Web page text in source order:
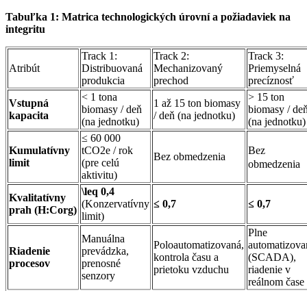
Tabuľka 1: Matrica technologických úrovní a požiadaviek na
integritu
Atribút
Track 1:
Distribuovaná
produkcia
Track 2:
Mechanizovaný
prechod
Track 3:
Priemyselná
precíznosť
Vstupná
kapacita
< 1 tona
biomasy / deň
(na jednotku)
1 až 15 ton biomasy
/ deň (na jednotku)
> 15 ton
biomasy /
(na jednotku)
Kumulatívny
limit
≤ 60 000
tCO2e / rok
(pre celú
aktivitu)
Bez obmedzenia
Bez
obmedzenia
Kvalitatívny
prah (H:Corg)
\leq 0,4
(Konzervatívny
limit)
≤ 0,7 ≤ 0,7
Riadenie
procesov
Manuálna
prevádzka,
prenosné
senzory
Poloautomatizovaná,
kontrola času a
prietoku vzduchu
Plne
(SCADA),
riadenie v
reálnom čase